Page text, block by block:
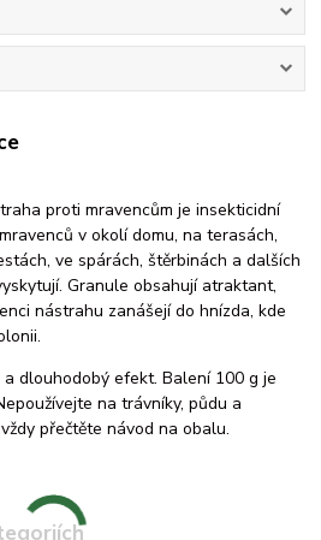
proti mravencům je insekticidní
v okolí domu, na terasách,
ve spárách, štěrbinách a dalších
Granule obsahují atraktant,
nástrahu zanášejí do hnízda, kde
dlouhodobý efekt. Balení 100 g je
na trávníky, půdu a
přečtěte návod na obalu.